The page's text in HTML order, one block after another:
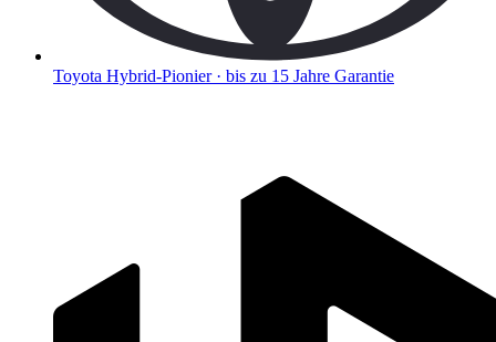
Toyota Hybrid-Pionier · bis zu 15 Jahre Garantie